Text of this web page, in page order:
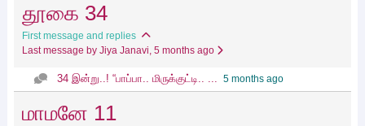
தூகை 34
First message and replies
Last message by Jiya Janavi, 5 months ago
34 இன்று..! “பாப்பா.. மிருக்குட்டி.. ... 5 months ago
மாமனே 11